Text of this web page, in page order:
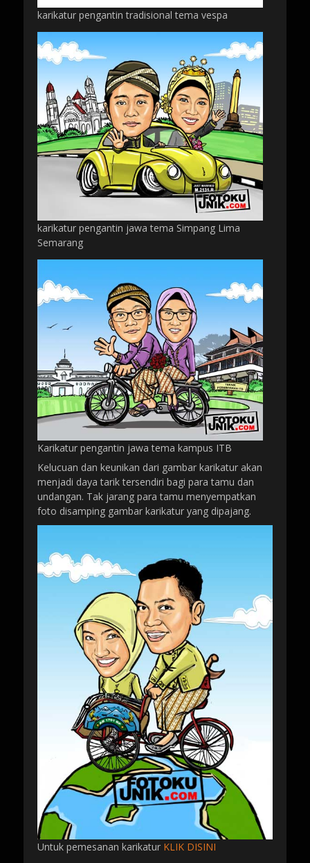
karikatur pengantin tradisional tema vespa
karikatur pengantin jawa tema Simpang Lima
Semarang
Karikatur pengantin jawa tema kampus ITB
Kelucuan dan keunikan dari gambar karikatur akan
menjadi daya tarik tersendiri bagi para tamu dan
undangan. Tak jarang para tamu menyempatkan
foto disamping gambar karikatur yang dipajang.
Untuk pemesanan karikatur KLIK DISINI